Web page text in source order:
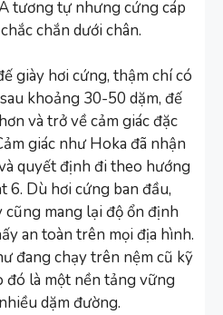
tương tự nhưng cứng cáp
chắn dưới chân.
giày hơi cứng, thậm chí có
khoảng 30-50 dặm, đế
và trở về cảm giác đặc
giác như Hoka đã nhận
quyết định đi theo hướng
6. Dù hơi cứng ban đầu,
mang lại độ ổn định
an toàn trên mọi địa hình.
đang chạy trên nệm cũ kỹ
đó là một nền tảng vững
dặm đường.